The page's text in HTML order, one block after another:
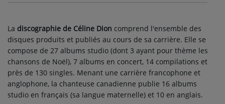
La discographie de Céline Dion comprend l'ensemble des
disques produits et publiés au cours de sa carrière. Elle se
compose de 27 albums studio (dont 3 ayant pour thème les
chansons de Noël), 7 albums en concert, 14 compilations et
près de 130 singles. Menant une carrière francophone et
anglophone, la chanteuse canadienne publie 16 albums
studio en français (sa langue maternelle) et 10 en anglais.